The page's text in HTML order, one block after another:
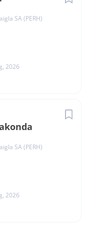
SA (PERH)
2026
SA (PERH)
2026
kohusetundlikkus
järgmine töökoht.
ning